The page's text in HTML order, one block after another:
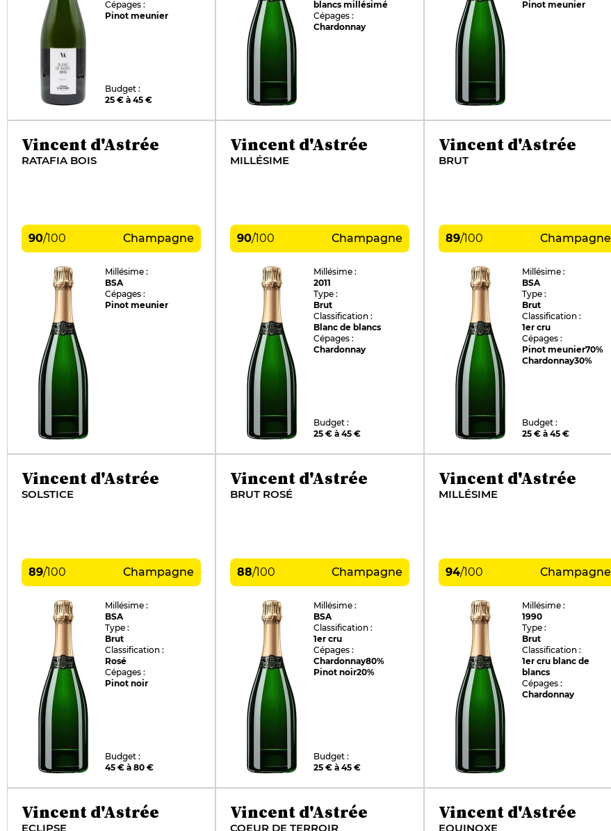
Cépages :
Pinot meunier
Budget :
25 € à 45 €
blancs millésimé
Cépages :
Chardonnay
Pinot meunier
Vincent d'Astrée
RATAFIA BOIS
90/100 Champagne
Millésime :
BSA
Cépages :
Pinot meunier
Vincent d'Astrée
MILLÉSIME
90/100 Champagne
Millésime :
2011
Type :
Brut
Classification :
Blanc de blancs
Cépages :
Chardonnay
Budget :
25 € à 45 €
Vincent d'Astrée
BRUT
89/100 Champagne
Millésime :
BSA
Type :
Brut
Classification :
1er cru
Cépages :
Pinot meunier70%
Chardonnay30%
Budget :
25 € à 45 €
Vincent d'Astrée
SOLSTICE
89/100 Champagne
Millésime :
BSA
Type :
Brut
Classification :
Rosé
Cépages :
Pinot noir
Budget :
45 € à 80 €
Vincent d'Astrée
BRUT ROSÉ
88/100 Champagne
Millésime :
BSA
Classification :
1er cru
Cépages :
Chardonnay80%
Pinot noir20%
Budget :
25 € à 45 €
Vincent d'Astrée
MILLÉSIME
94/100 Champagne
Millésime :
1990
Type :
Brut
Classification :
1er cru blanc de
blancs
Cépages :
Chardonnay
Vincent d'Astrée
ECLIPSE
Vincent d'Astrée
COEUR DE TERROIR
Vincent d'Astrée
EQUINOXE